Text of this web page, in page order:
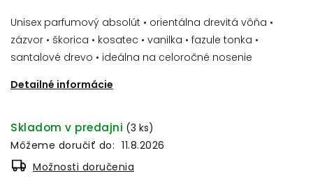
Unisex parfumový absolút • orientálna drevitá vôňa •
zázvor • škorica • kosatec • vanilka • fazule tonka •
santalové drevo • ideálna na celoročné nosenie
Detailné informácie
Skladom v predajni (3 ks)
Môžeme doručiť do: 11.8.2026
Možnosti doručenia